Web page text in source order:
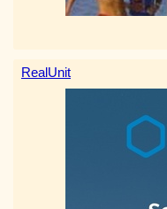
RealUnit